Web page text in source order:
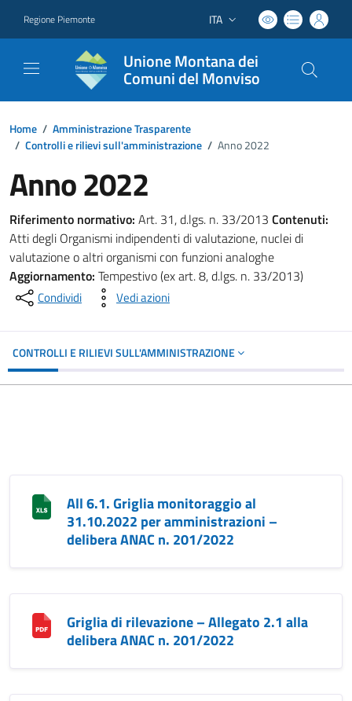
Regione Piemonte Lingua attiva:
ITA
Unione Montana dei
Comuni del Monviso
Home / Amministrazione Trasparente
/ Controlli e rilievi sull'amministrazione / Anno 2022
Anno 2022
Riferimento normativo: Art. 31, d.lgs. n. 33/2013 Contenuti:
Atti degli Organismi indipendenti di valutazione, nuclei di
valutazione o altri organismi con funzioni analoghe
Aggiornamento: Tempestivo (ex art. 8, d.lgs. n. 33/2013)
Condividi Vedi azioni
CONTROLLI E RILIEVI SULL'AMMINISTRAZIONE
All 6.1. Griglia monitoraggio al
31.10.2022 per amministrazioni –
delibera ANAC n. 201/2022
Griglia di rilevazione – Allegato 2.1 alla
delibera ANAC n. 201/2022